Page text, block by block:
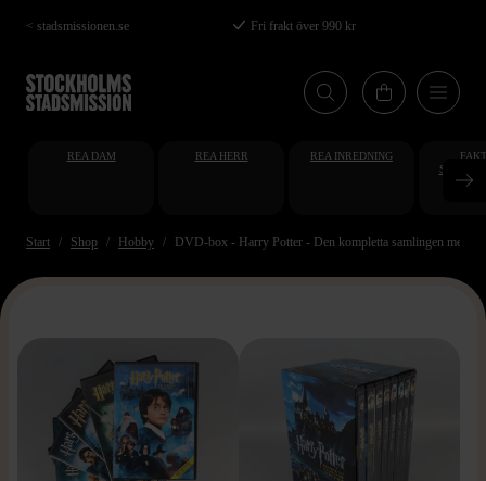
Hoppa
till
huvudinnehåll
< stadsmissionen.se Fri frakt över 990 kr
REA DAM REA HERR REA INREDNING
Start Shop Hobby DVD-box - Harry Potter - Den kompletta samlingen med